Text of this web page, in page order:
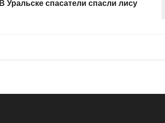
В Уральске спасатели спасли лису